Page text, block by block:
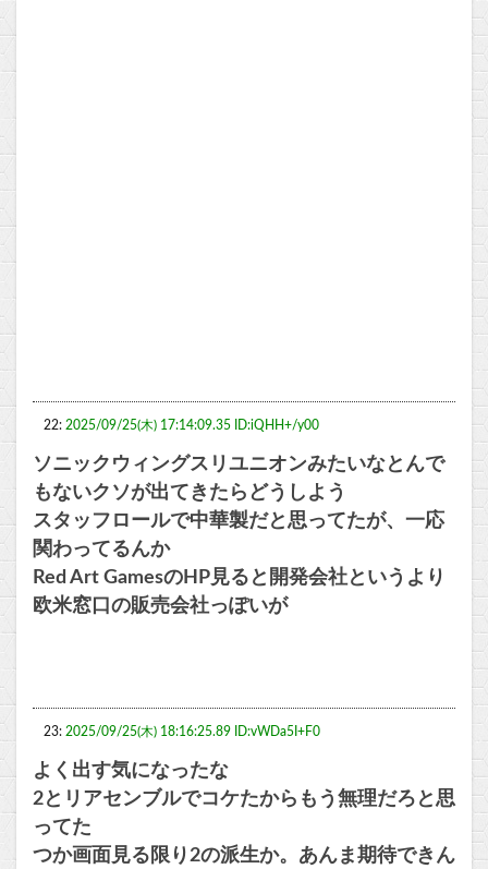
22: 2025/09/25(木) 17:14:09.35 ID:iQHH+/y00
ソニックウィングスリユニオンみたいなとんで
もないクソが出てきたらどうしよう
スタッフロールで中華製だと思ってたが、一応
関わってるんか
Red Art GamesのHP見ると開発会社というより
欧米窓口の販売会社っぽいが
23: 2025/09/25(木) 18:16:25.89 ID:vWDa5I+F0
よく出す気になったな
2とリアセンブルでコケたからもう無理だろと思
ってた
つか画面見る限り2の派生か。あんま期待できん